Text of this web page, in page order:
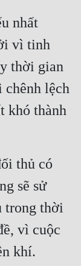
nhất
vì tinh
thời gian
chênh lệch
khó thành
thủ có
sẽ sử
trong thời
vì cuộc
khí.